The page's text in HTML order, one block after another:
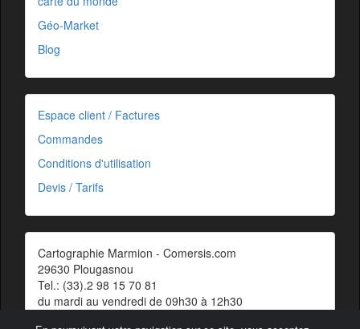
Géo-Market
Blog
Espace client / Factures
Commandes
Conditions d'utilisation
Devis / Tarifs
Cartographie Marmion - Comersis.com
29630 Plougasnou
Tel.: (33).2 98 15 70 81
du mardi au vendredi de 09h30 à 12h30